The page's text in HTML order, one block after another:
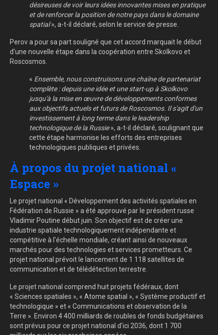
désireuses de voir leurs idées innovantes mises en pratique
et de renforcer la position de notre pays dans le domaine
spatial», a-t-il déclaré, selon le service de presse.
Perov a pour sa part souligné que cet accord marquait le début
d'une nouvelle étape dans la coopération entre Skolkovo et
Roscosmos.
« Ensemble, nous construisons une chaîne de partenariat
complète : depuis une idée et une start-up à Skolkovo
jusqu'à la mise en œuvre de développements conformes
aux objectifs actuels et futurs de Roscosmos. Il s'agit d'un
investissement à long terme dans le leadership
technologique de la Russie», a-t-il déclaré, soulignant que
cette étape harmonise les efforts des entreprises
technologiques publiques et privées.
À propos du projet national «
Espace »
Le projet national « Développement des activités spatiales en
Fédération de Russie » a été approuvé par le président russe
Vladimir Poutine début juin. Son objectif est de créer une
industrie spatiale technologiquement indépendante et
compétitive à l'échelle mondiale, créant ainsi de nouveaux
marchés pour des technologies et services prometteurs. Ce
projet national prévoit le lancement de 1 118 satellites de
communication et de télédétection terrestre.
Le projet national comprend huit projets fédéraux, dont
« Sciences spatiales », « Atome spatial », « Système productif et
technologique » et « Communications et observation de la
Terre ». Environ 4 400 milliards de roubles de fonds budgétaires
sont prévus pour ce projet national d'ici 2036, dont 1 700